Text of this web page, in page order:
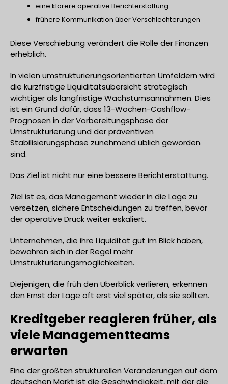
eine klarere operative Berichterstattung
frühere Kommunikation über Verschlechterungen
Diese Verschiebung verändert die Rolle der Finanzen
erheblich.
In vielen umstrukturierungsorientierten Umfeldern wird
die kurzfristige Liquiditätsübersicht strategisch
wichtiger als langfristige Wachstumsannahmen. Dies
ist ein Grund dafür, dass 13-Wochen-Cashflow-
Prognosen in der Vorbereitungsphase der
Umstrukturierung und der präventiven
Stabilisierungsphase zunehmend üblich geworden
sind.
Das Ziel ist nicht nur eine bessere Berichterstattung.
Ziel ist es, das Management wieder in die Lage zu
versetzen, sichere Entscheidungen zu treffen, bevor
der operative Druck weiter eskaliert.
Unternehmen, die ihre Liquidität gut im Blick haben,
bewahren sich in der Regel mehr
Umstrukturierungsmöglichkeiten.
Diejenigen, die früh den Überblick verlieren, erkennen
den Ernst der Lage oft erst viel später, als sie sollten.
Kreditgeber reagieren früher, als
viele Managementteams
erwarten
Eine der größten strukturellen Veränderungen auf dem
deutschen Markt ist die Geschwindigkeit, mit der die